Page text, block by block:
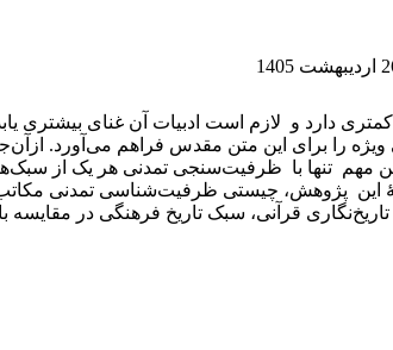
1405
دارد و لازم است ادبیات آن غنای بیشتری
را برای این متن مقدس فراهم می‌آورد.
مهم تنها با ظرفیت‌سنجی تمدنی هر یک از
پژوهش، چیستی ظرفیت‌شناسی تمدنی مکاتب
قرآنی، سبک تاریخ فرهنگی در